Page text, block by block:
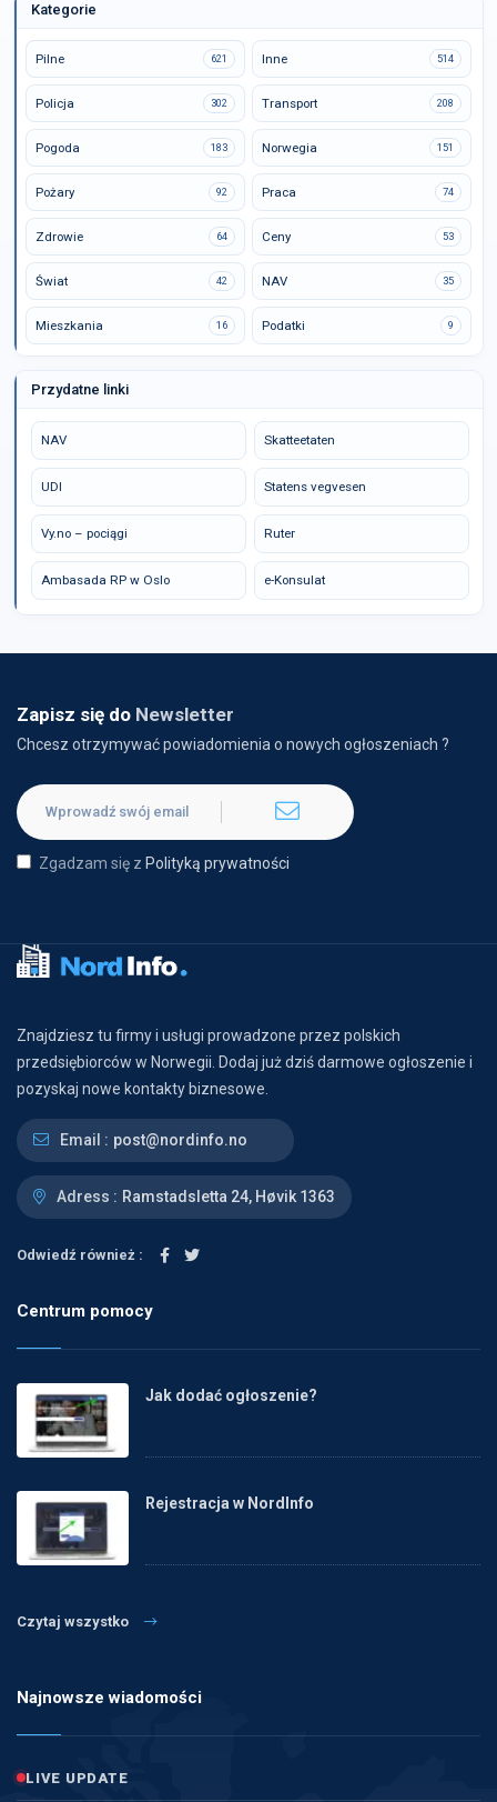
Kategorie
Pilne 621 Inne 514
Policja 302 Transport 208
Pogoda 183 Norwegia 151
Pożary 92 Praca 74
Zdrowie 64 Ceny 53
Świat 42 NAV 35
Mieszkania 16 Podatki 9
Przydatne linki
NAV Skatteetaten
UDI Statens vegvesen
Vy.no – pociągi Ruter
Ambasada RP w Oslo e-Konsulat
Zapisz się do Newsletter
Chcesz otrzymywać powiadomienia o nowych ogłoszeniach ?
Zgadzam się z Polityką prywatności
Znajdziesz tu firmy i usługi prowadzone przez polskich
przedsiębiorców w Norwegii. Dodaj już dziś darmowe ogłoszenie i
pozyskaj nowe kontakty biznesowe.
Email : post@nordinfo.no
Adress : Ramstadsletta 24, Høvik 1363
Odwiedź również :
Centrum pomocy
Jak dodać ogłoszenie?
Rejestracja w NordInfo
Czytaj wszystko
Najnowsze wiadomości
LIVE UPDATE